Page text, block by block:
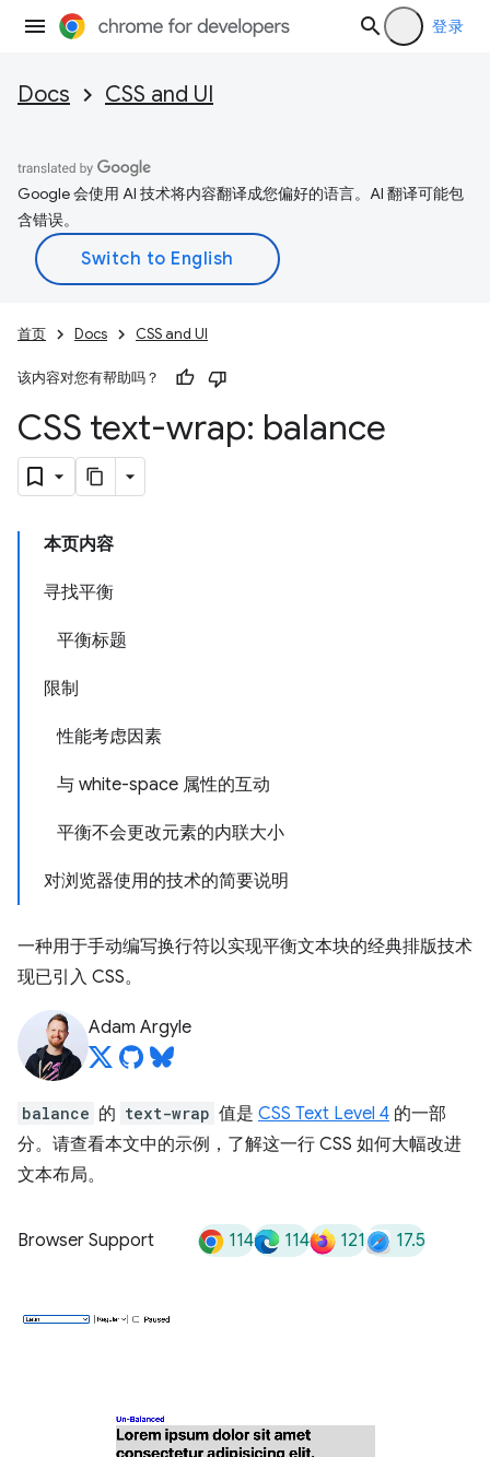
登录
Docs CSS and UI
Google 会使用 AI 技术将内容翻译成您偏好的语言。AI 翻译可能包
含错误。
首页 Docs CSS and UI
该内容对您有帮助吗？
CSS text-wrap: balance
本页内容
寻找平衡
平衡标题
限制
性能考虑因素
与 white-space 属性的互动
平衡不会更改元素的内联大小
对浏览器使用的技术的简要说明
一种用于手动编写换行符以实现平衡文本块的经典排版技术
现已引入 CSS。
Adam Argyle
balance 的 text-wrap 值是 CSS Text Level 4 的一部
分。请查看本文中的示例，了解这一行 CSS 如何大幅改进
文本布局。
Browser Support 114 114 121 17.5